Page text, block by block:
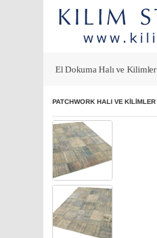
El Dokuma Halı ve Kilimler
PATCHWORK HALI VE KILIMLER